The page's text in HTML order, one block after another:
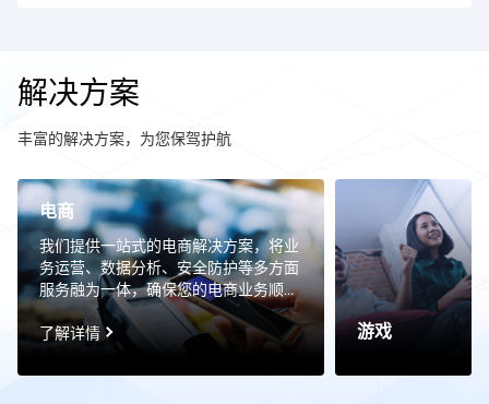
解决方案
丰富的解决方案，为您保驾护航
电商
我们提供一站式的电商解决方案，将业
务运营、数据分析、安全防护等多方面
服务融为一体，确保您的电商业务顺畅
无阻。我们提供一站式的电商解决方
案，将业务运营、数据分析、安全防护
业务顺畅无阻。
了解详情 游戏